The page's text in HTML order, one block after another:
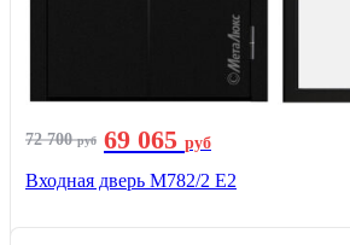
72 700руб 69 065 руб
Входная дверь М782/2 E2